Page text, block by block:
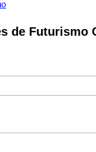
de Futurismo